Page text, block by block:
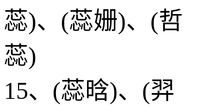
蕊)、(蕊姗)、(哲
蕊)
15、(蕊晗)、(羿